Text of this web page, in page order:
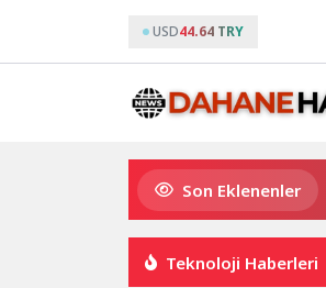
USD44.64 TRY
Son Eklenenler
Büyükşehir’den Darıca’ya modern
Teknoloji Haberleri